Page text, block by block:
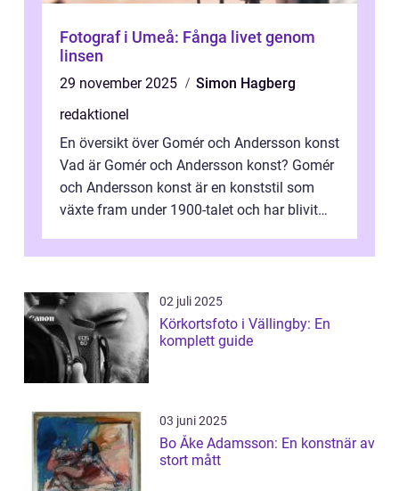
Fotograf i Umeå: Fånga livet genom
linsen
29 november 2025
Simon Hagberg
redaktionel
En översikt över Gomér och Andersson konst
Vad är Gomér och Andersson konst? Gomér
och Andersson konst är en konststil som
växte fram under 1900-talet och har blivit
02 juli 2025
Körkortsfoto i Vällingby: En
komplett guide
03 juni 2025
Bo Åke Adamsson: En konstnär av
stort mått